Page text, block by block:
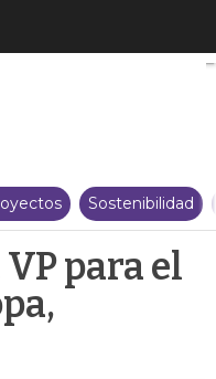
VP para el sur de
Sostenibilidad
para el